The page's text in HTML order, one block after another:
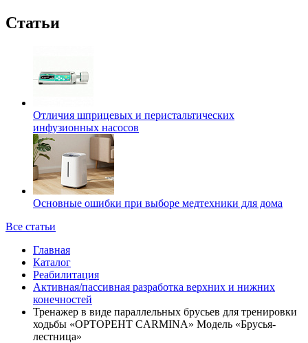
Статьи
Отличия шприцевых и перистальтических
инфузионных насосов
Основные ошибки при выборе медтехники для дома
Все статьи
Главная
Каталог
Реабилитация
Активная/пассивная разработка верхних и нижних
конечностей
Тренажер в виде параллельных брусьев для тренировки
ходьбы «ОРТОРЕНТ CARMINA» Модель «Брусья-
лестница»